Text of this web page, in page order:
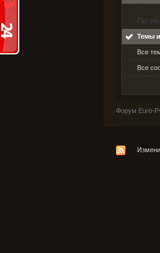
По
Темы
Все
Все
Форум Euro-